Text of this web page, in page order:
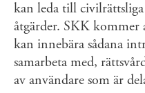
kan leda till
åtgärder. SKK kommer
kan innebära sådana
samarbeta med,
av användare som är